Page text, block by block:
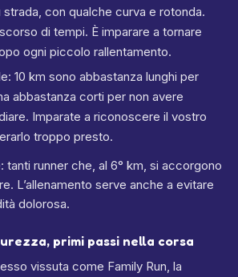
con qualche curva e rotonda.
di tempi. È imparare a tornare
ogni piccolo rallentamento.
10 km sono abbastanza lunghi per
abbastanza corti per non avere
Imparate a riconoscere il vostro
troppo presto.
tanti runner che, al 6° km, si accorgono
L’allenamento serve anche a evitare
dolorosa.
primi passi nella corsa
vissuta come Family Run, la